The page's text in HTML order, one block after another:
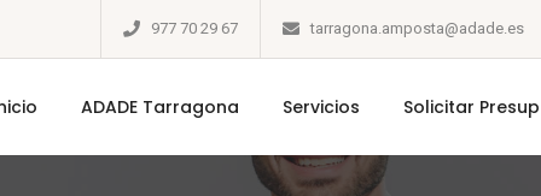
977 70 29 67 tarragona.amposta@adade.es
ADADE Tarragona Servicios Solicitar